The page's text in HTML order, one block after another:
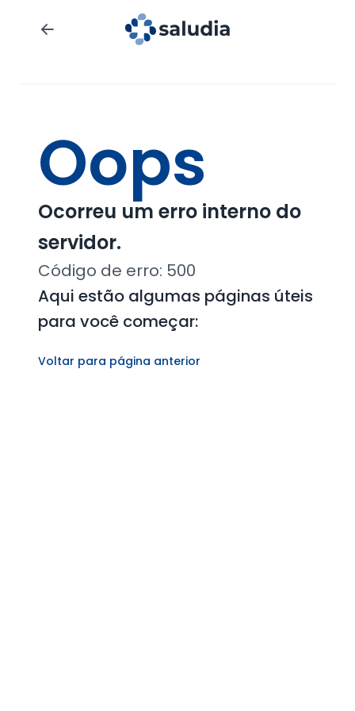
Oops
Ocorreu um erro interno do
servidor.
Código de erro: 500
Aqui estão algumas páginas úteis
para você começar:
Voltar para página anterior